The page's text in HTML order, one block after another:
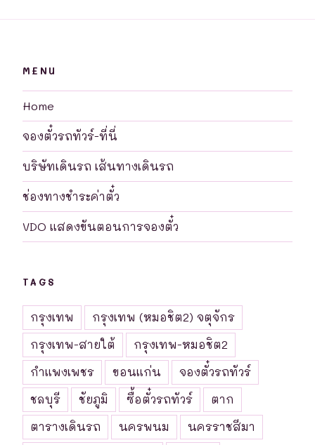
MENU
Home
จองตั๋วรถทัวร์-ที่นี่
บริษัทเดินรถ เส้นทางเดินรถ
ช่องทางชำระค่าตั๋ว
VDO แสดงขันตอนการจองตั๋ว
TAGS
กรุงเทพ
กรุงเทพ (หมอชิต2) จตุจักร
กรุงเทพ-สายใต้
กรุงเทพ-หมอชิต2
กำแพงเพชร
ขอนแก่น
จองตั๋วรถทัวร์
ชลบุรี
ชัยภูมิ ซื้อตั๋วรถทัวร์
ตาก
ตารางเดินรถ
นครพนม
นครราชสีมา